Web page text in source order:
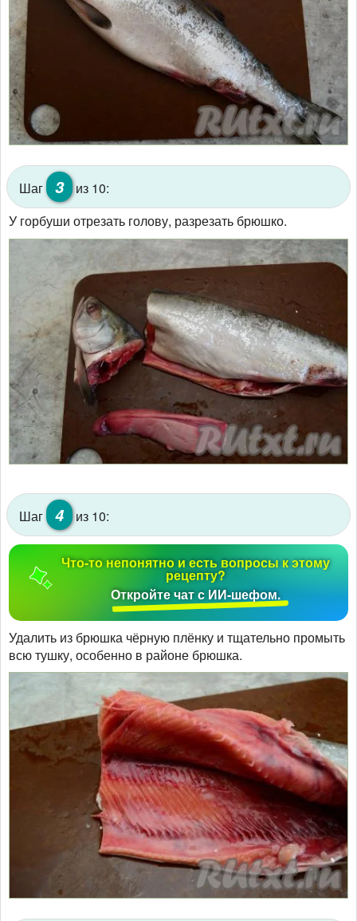
Шаг 3
из 10:
У горбуши отрезать голову, разрезать брюшко.
Шаг 4 из 10:
Что-то непонятно и есть вопросы к этому
рецепту?
Откройте чат с ИИ-шефом.
Удалить из брюшка чёрную плёнку и тщательно промыть
всю тушку, особенно в районе брюшка.